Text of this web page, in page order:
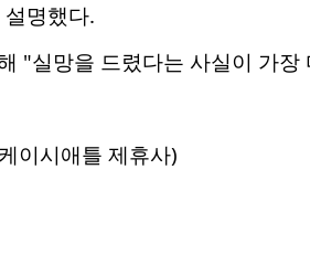
명했다.
"실망을 드렸다는 사실이 가
이시애틀 제휴사)